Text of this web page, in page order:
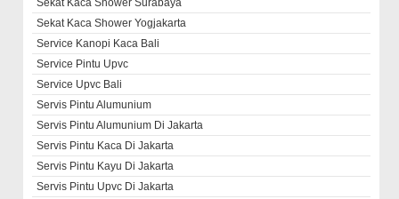
Sekat Kaca Shower Yogjakarta
Service Kanopi Kaca Bali
Service Pintu Upvc
Service Upvc Bali
Servis Pintu Alumunium
Servis Pintu Alumunium Di Jakarta
Servis Pintu Kaca Di Jakarta
Servis Pintu Kayu Di Jakarta
Servis Pintu Upvc Di Jakarta